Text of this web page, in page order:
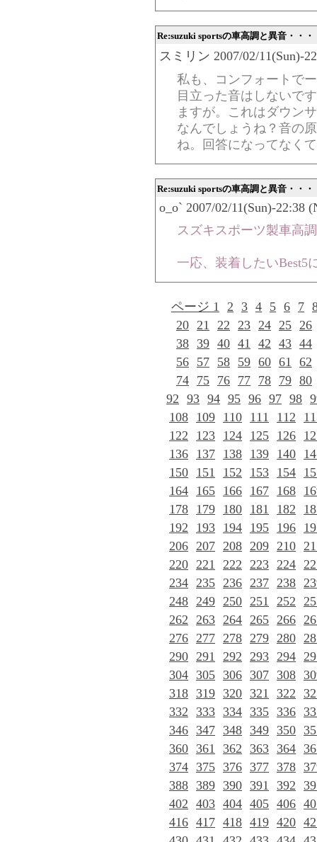
Re:suzuki sportsの車高調と異音・・・
スミリン 2007/02/11(Sun)-
私も、コンフォートで
目立った音はしないで
ますが。これはダウン
なんでしょうね？音の
ね。回答になってなく
Re:suzuki sportsの車高調と異音・・・
o_o` 2007/02/11(Sun)-22:38
スズキスポーツ製車高
一応、装着したいBest5
ページ 1 2 3 4 5 6 7
20 21 22 23 24 25 26
38 39 40 41 42 43 44
56 57 58 59 60 61 62
74 75 76 77 78 79 80
92 93 94 95 96 97 98
108 109 110 111 112
122
123 124 125 126
136 137 138 139 140
150 151 152 153 154
164 165 166 167 168
178 179 180 181 182
192
193 194 195 196
206 207 208 209 210
220 221 222 223 224
234 235 236 237 238
248 249 250 251 252
262 263 264 265 266
276 277 278 279 280
290 291 292 293 294
304 305 306 307 308
318 319 320 321 322
332 333 334 335 336
346 347 348 349 350
360 361 362 363 364
374 375 376 377 378
388 389 390 391 392
402 403 404 405 406
416 417 418 419 420